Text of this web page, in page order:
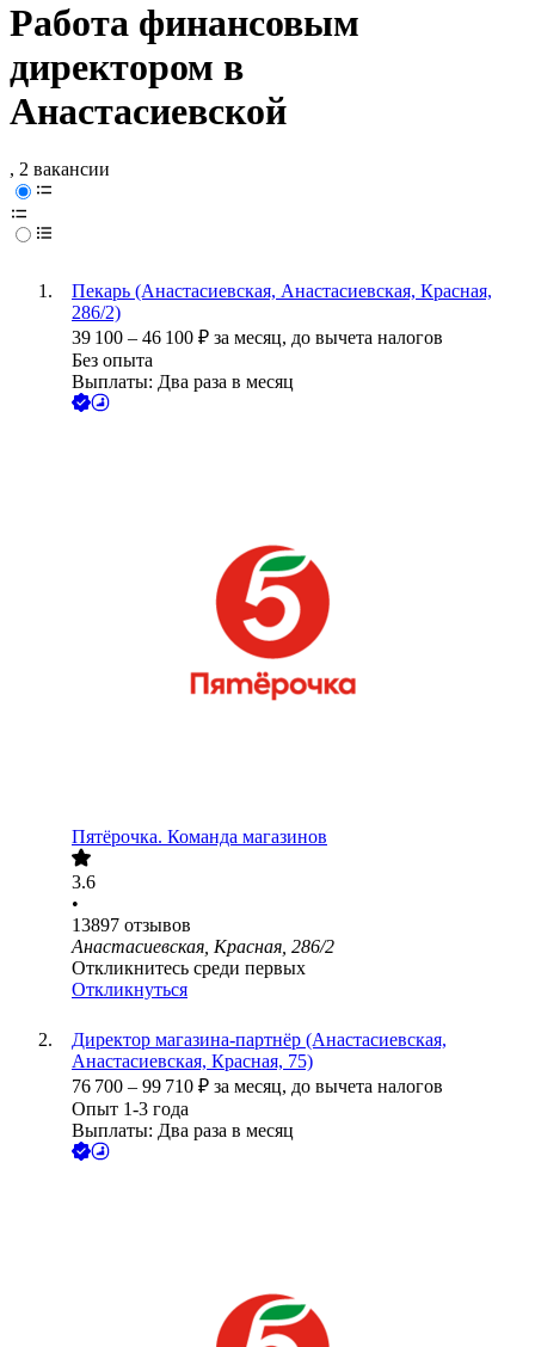
Работа финансовым
директором в
Анастасиевской
, 2 вакансии
Пекарь (Анастасиевская, Анастасиевская, Красная,
286/2)
39 100 – 46 100 ₽ за месяц, до вычета налогов
Без опыта
Выплаты: Два раза в месяц
Пятёрочка. Команда магазинов
3.6
•
13897 отзывов
Анастасиевская, Красная, 286/2
Откликнитесь среди первых
Откликнуться
Директор магазина-партнёр (Анастасиевская,
Анастасиевская, Красная, 75)
76 700 – 99 710 ₽ за месяц, до вычета налогов
Опыт 1-3 года
Выплаты: Два раза в месяц